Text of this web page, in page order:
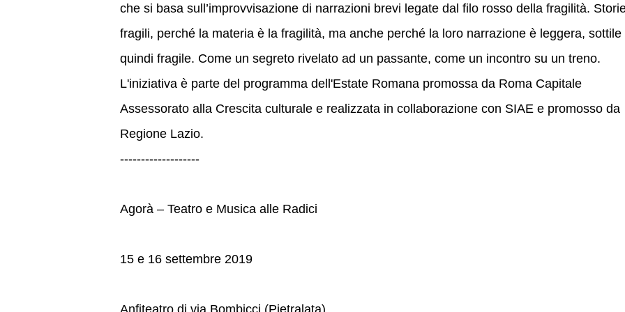
che si basa sull’improvvisazione di narrazioni brevi legate dal filo rosso della fragilità.
fragili, perché la materia è la fragilità, ma anche perché la loro narrazione è leggera, sottile
quindi fragile. Come un segreto rivelato ad un passante, come un incontro su un treno.
L'iniziativa è parte del programma dell'Estate Romana promossa da Roma Capitale
Assessorato alla Crescita culturale e realizzata in collaborazione con SIAE e promosso da
Regione Lazio.
-------------------
Agorà – Teatro e Musica alle Radici
15 e 16 settembre 2019
Anfiteatro di via Bombicci (Pietralata)